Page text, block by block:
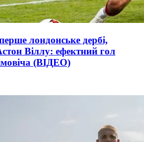
лондонське дербі,
Віллу: ефектний гол
(ВІДЕО)